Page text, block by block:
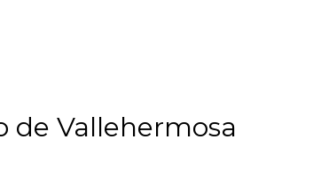
de Vallehermosa